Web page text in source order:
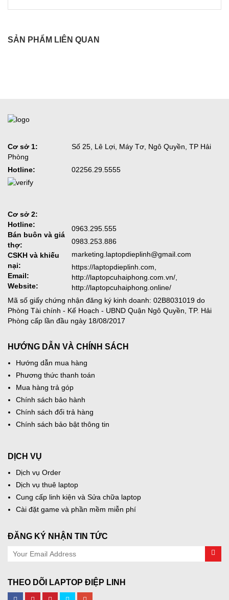
SẢN PHẨM LIÊN QUAN
Cơ sở 1:
Số 25, Lê Lợi, Máy Tơ, Ngô Quyền, TP Hải
Phòng
Hotline:
02256.29.5555
Cơ sở 2:
Hotline:
Bán buôn và giá
thợ:
0963.295.555
CSKH và khiếu
nại:
0983.253.886
Email:
marketing.laptopdieplinh@gmail.com
Website:
https://laptopdieplinh.com,
http://laptopcuhaiphong.com.vn/,
http://laptopcuhaiphong.online/
Mã số giấy chứng nhận đăng ký kinh doanh: 02B8031019 do
Phòng Tài chính - Kế Hoạch - UBND Quận Ngô Quyền, TP. Hải
Phòng cấp lần đầu ngày 18/08/2017
HƯỚNG DẪN VÀ CHÍNH SÁCH
Hướng dẫn mua hàng
Phương thức thanh toán
Mua hàng trả góp
Chính sách bảo hành
Chính sách đổi trả hàng
Chính sách bảo bật thông tin
DỊCH VỤ
Dịch vụ Order
Dịch vụ thuê laptop
Cung cấp linh kiện và Sửa chữa laptop
Cài đặt game và phần mềm miễn phí
ĐĂNG KÝ NHẬN TIN TỨC
THEO DÕI LAPTOP ĐIỆP LINH